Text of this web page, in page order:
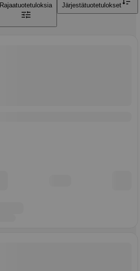
Rajaatuotetuloksia Järjestätuotetulokset